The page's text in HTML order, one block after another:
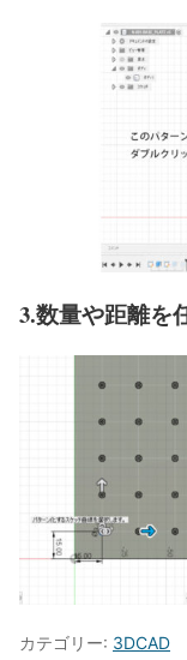
3.数量や距離を
カテゴリー: 3DCAD